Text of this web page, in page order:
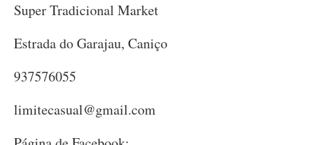
Super Tradicional Market
Estrada do Garajau, Caniço
937576055
limitecasual@gmail.com